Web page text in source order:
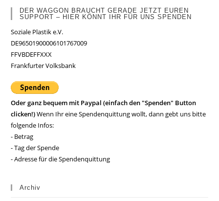
DER WAGGON BRAUCHT GERADE JETZT EUREN
SUPPORT – HIER KÖNNT IHR FÜR UNS SPENDEN
Soziale Plastik e.V.
DE96501900006101767009
FFVBDEFFXXX
Frankfurter Volksbank
Oder ganz bequem mit Paypal (einfach den "Spenden" Button
clicken!)Wenn Ihr eine Spendenquittung wollt, dann gebt uns bitte
folgende Infos:
- Betrag
- Tag der Spende
- Adresse für die Spendenquittung
Archiv